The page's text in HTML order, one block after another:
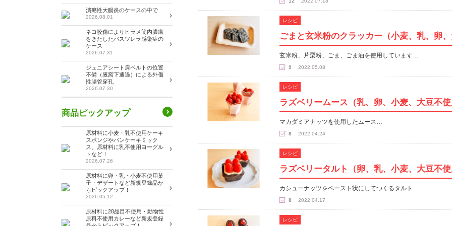
レシピ
ごまと玄米粉のクラッカー（小麦、乳、卵、
玄米粉、片栗粉、ごま、ごま油を使用しています…
9 2022.05.08
レシピ
ラズベリームース（乳、卵、小麦、大豆不使
マカダミアナッツを使用したムース…
8 2022.04.24
レシピ
ラズベリータルト（卵、乳、小麦、大豆不使
カシューナッツをペースト状にしてつくるタルト…
8 2022.04.17
レシピ
潰瘍性大腸炎のケースの中で
2026.08.01
ネコ咬傷によりヒラメ筋内膿瘍
をきたしたパスツレラ感染症の
ケース
2026.07.31
ジュニアシート肩ベルトの位置
不備（腋窩下通過）による外傷
性腸管穿孔
2026.07.30
商品ピックアップ
原材料に小麦・乳不使用ケーキ
スポンジやパンケーキミック
ス、原材料に乳不使用ヨーグル
トなど！
2026.07.26
原材料に卵・乳・小麦不使用菓
子・デザートなど新規登録品か
らピックアップ！
2026.05.12
原材料に28品目不使用・動物性
原料不使用カレーなど新規登録